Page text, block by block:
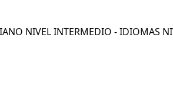
NIVEL INTERMEDIO - IDIOMAS